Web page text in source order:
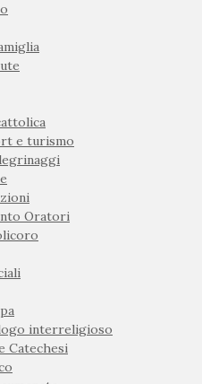
e turismo
Oratori
interreligioso
Catechesi